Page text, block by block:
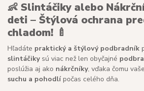
👶 Slintáčiky alebo
deti – Štýlová ochrana
chladom! 🍼
Hľadáte praktický a štýlový podbradník
slintáčikysú viac než len obyčajné
poslúžia aj ako nákrčníky, vďaka čomu
suchu a pohodlí počas celého dňa.